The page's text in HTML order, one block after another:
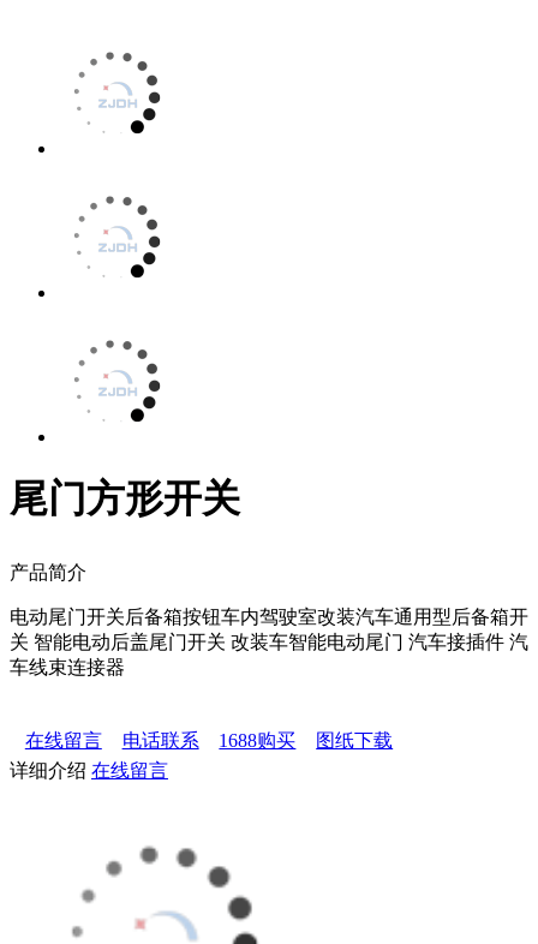
尾门方形开关
产品简介
电动尾门开关后备箱按钮车内驾驶室改装汽车通用型后备箱开
关 智能电动后盖尾门开关 改装车智能电动尾门 汽车接插件 汽
车线束连接器
在线留言 电话联系 1688购买
图纸下载
详细介绍 在线留言